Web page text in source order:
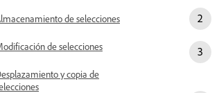
de selecciones
de selecciones
y copia de